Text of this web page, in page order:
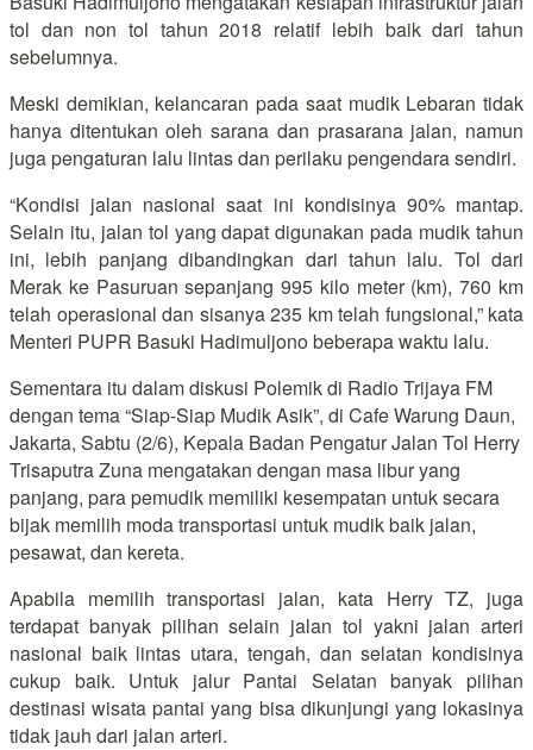
tol dan non tol tahun 2018 relatif lebih baik dari tahun
sebelumnya.
Meski demikian, kelancaran pada saat mudik Lebaran tidak
hanya ditentukan oleh sarana dan prasarana jalan, namun
juga pengaturan lalu lintas dan perilaku pengendara sendiri.
“Kondisi jalan nasional saat ini kondisinya 90% mantap.
Selain itu, jalan tol yang dapat digunakan pada mudik tahun
ini, lebih panjang dibandingkan dari tahun lalu. Tol dari
Merak ke Pasuruan sepanjang 995 kilo meter (km), 760 km
telah operasional dan sisanya 235 km telah fungsional,” kata
Menteri PUPR Basuki Hadimuljono beberapa waktu lalu.
Sementara itu dalam diskusi Polemik di Radio Trijaya FM
dengan tema “Siap-Siap Mudik Asik”, di Cafe Warung Daun,
Jakarta, Sabtu (2/6), Kepala Badan Pengatur Jalan Tol Herry
Trisaputra Zuna mengatakan dengan masa libur yang
panjang, para pemudik memiliki kesempatan untuk secara
bijak memilih moda transportasi untuk mudik baik jalan,
pesawat, dan kereta.
Apabila memilih transportasi jalan, kata Herry TZ, juga
terdapat banyak pilihan selain jalan tol yakni jalan arteri
nasional baik lintas utara, tengah, dan selatan kondisinya
cukup baik. Untuk jalur Pantai Selatan banyak pilihan
destinasi wisata pantai yang bisa dikunjungi yang lokasinya
tidak jauh dari jalan arteri.